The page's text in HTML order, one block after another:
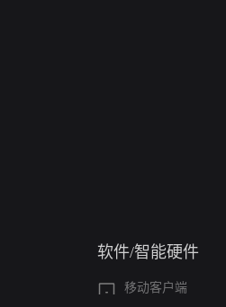
软件/智能硬件
移动客户端